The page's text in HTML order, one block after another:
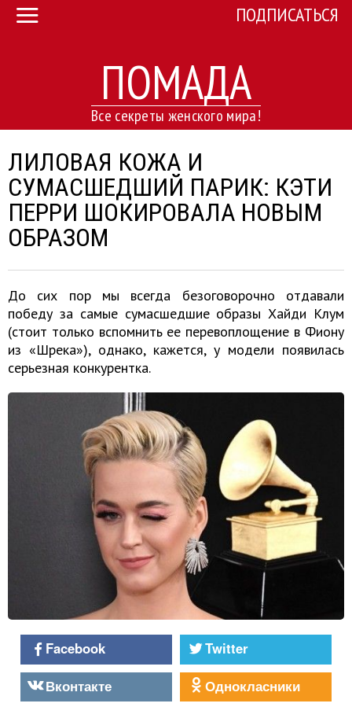
ПОМАДА
Все секреты женского мира!
ПОДПИСАТЬСЯ
ЛИЛОВАЯ КОЖА И
СУМАСШЕДШИЙ ПАРИК: КЭТИ
ПЕРРИ ШОКИРОВАЛА НОВЫМ
ОБРАЗОМ
До сих пор мы всегда безоговорочно отдавали
победу за самые сумасшедшие образы Хайди Клум
(стоит только вспомнить ее перевоплощение в Фиону
из «Шрека»), однако, кажется, у модели появилась
серьезная конкурентка.
Facebook
Twitter
Вконтакте
Однокласники